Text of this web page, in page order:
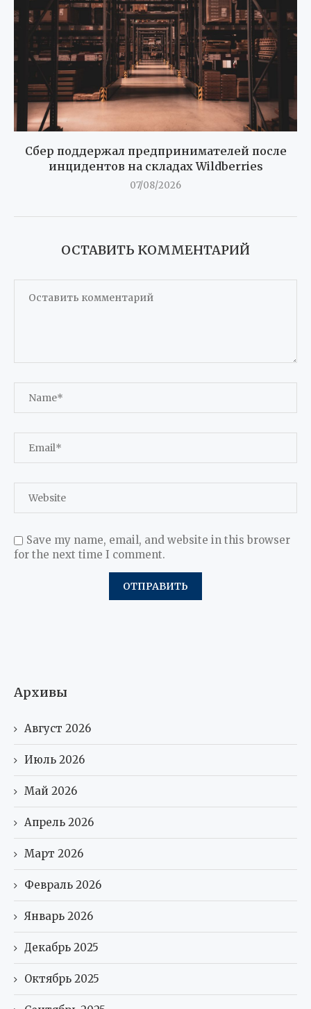
Сбер поддержал предпринимателей после
инцидентов на складах Wildberries
07/08/2026
ОСТАВИТЬ КОММЕНТАРИЙ
Save my name, email, and website in this browser
for the next time I comment.
Архивы
Август 2026
Июль 2026
Май 2026
Апрель 2026
Март 2026
Февраль 2026
Январь 2026
Декабрь 2025
Октябрь 2025